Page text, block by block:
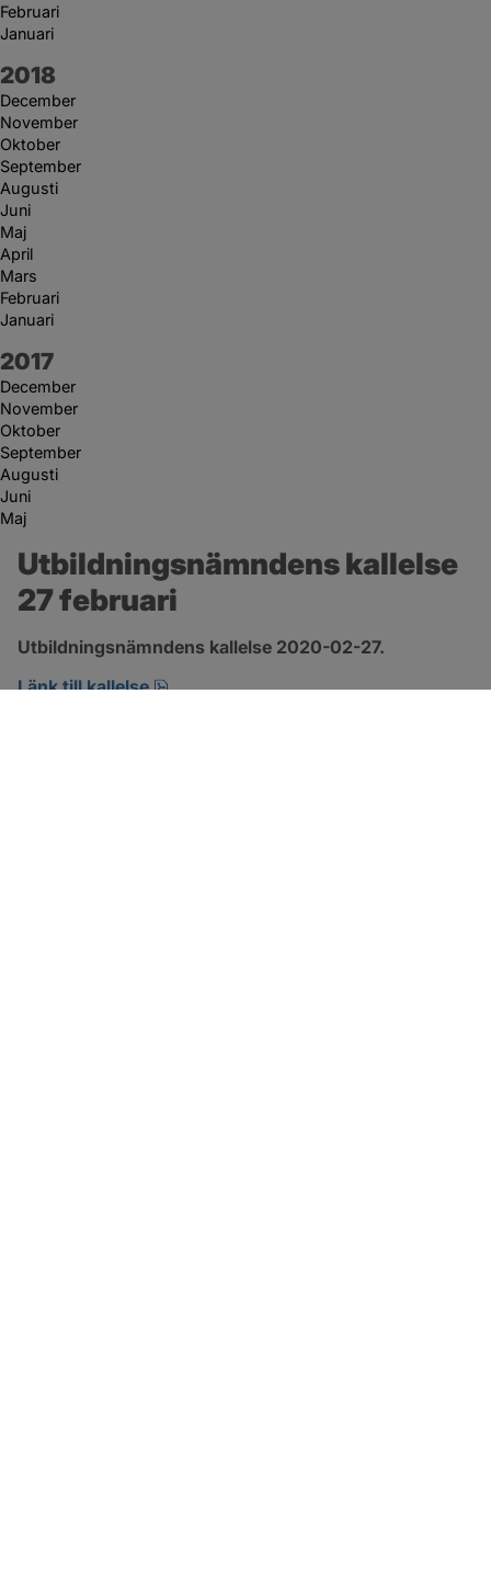
Februari
Januari
År:
2018
December
November
Oktober
September
Augusti
Juni
Maj
April
Mars
Februari
Januari
År:
2017
December
November
Oktober
September
Augusti
Juni
Maj
Utbildningsnämndens kallelse
27 februari
Utbildningsnämndens kallelse 2020-02-27.
Länk till kallelse
pdf, öppnas i nytt fönster.